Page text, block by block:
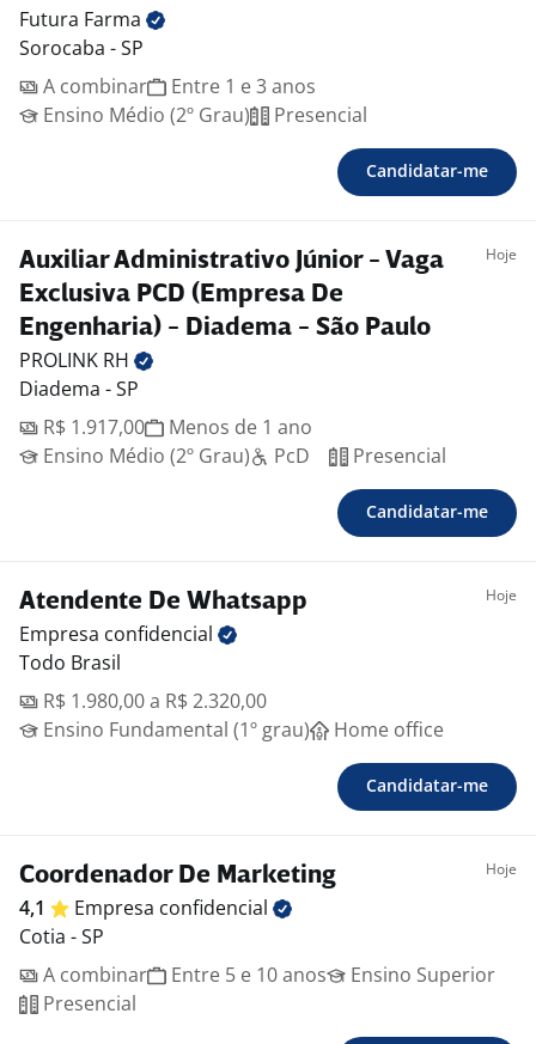
Futura Farma
Sorocaba - SP
A combinar
Entre 1 e 3 anos
Ensino Médio (2º Grau)
Presencial
Candidatar-me
Auxiliar Administrativo Júnior - Vaga
Exclusiva PCD (Empresa De
Engenharia) - Diadema - São Paulo
Hoje
PROLINK RH
Diadema - SP
R$ 1.917,00
Menos de 1 ano
Ensino Médio (2º Grau)
PcD Presencial
Candidatar-me
Atendente De Whatsapp Hoje
Empresa confidencial
Todo Brasil
R$ 1.980,00 a R$ 2.320,00
Ensino Fundamental (1º grau)
Home office
Candidatar-me
Coordenador De Marketing Hoje
4,1 Empresa confidencial
Cotia - SP
A combinar
Entre 5 e 10 anos
Ensino Superior
Presencial